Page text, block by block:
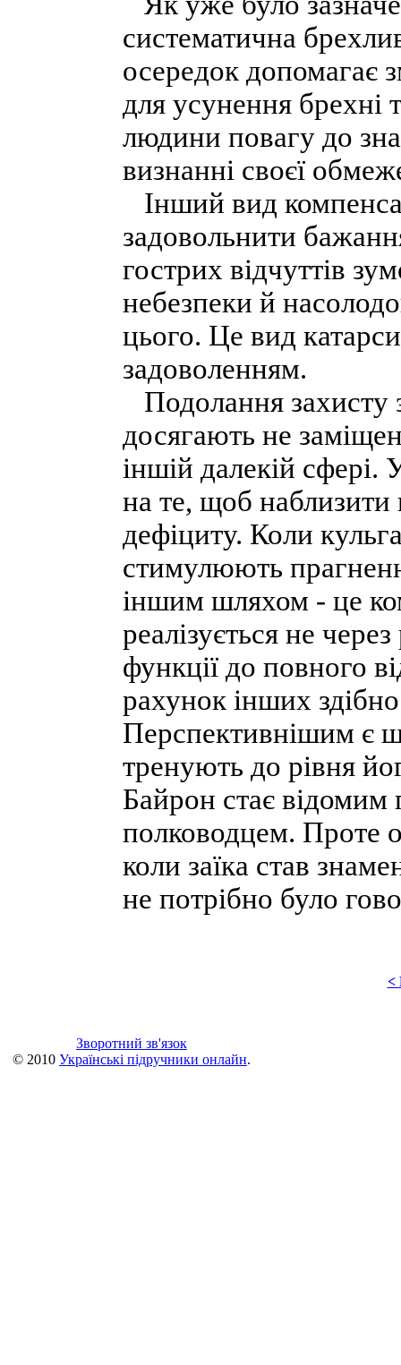
систематична
осередок допомагає
для усунення брехні
людини повагу до
визнанні своєї
Інший вид
задовольнити
гострих відчуттів
небезпеки й
цього. Це вид
задоволенням.
Подолання захисту
досягають не
іншій далекій сфері.
на те, щоб
дефіциту. Коли
стимулюють
іншим шляхом - це
реалізується не
функції до повного
рахунок інших
Перспективнішим є
тренують до рівня
Байрон стає
полководцем. Проте
коли заїка став
не потрібно було
<
Зворотний зв'язок
© 2010 Українські підручники онлайн.